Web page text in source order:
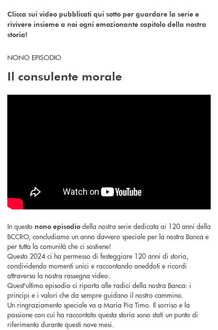
Clicca sui video pubblicati qui sotto per guardare la serie e
rivivere insieme a noi ogni emozionante capitolo della nostra
storia!
NONO EPISODIO
Il consulente morale
In questo nono episodio della nostra serie dedicata ai 120 anni della
BCCRO, concludiamo un anno davvero speciale per la nostra Banca e
per tutta la comunità che ci sostiene!
Questo 2024 ci ha permesso di festeggiare 120 anni di storia,
condividendo momenti unici e raccontando aneddoti e ricordi
attraverso la nostra rassegna video.
Quest'ultimo episodio ci riporta alle radici della nostra Banca: i
principi e i valori che da sempre guidano il nostro cammino.
Un ringraziamento speciale va a Maria Pia Timo. Il sorriso e la
passione con cui ha raccontato questa storia sono stati un punto di
riferimento durante questi nove mesi.